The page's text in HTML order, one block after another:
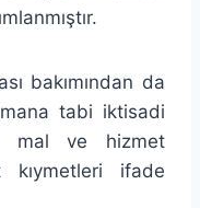
bakımından da
tabi iktisadi
mal ve hizmet
kıymetleri ifade